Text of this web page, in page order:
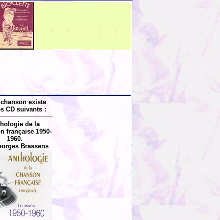
existe
CD suivants :
de la
française 1950-
1960.
Brassens